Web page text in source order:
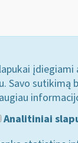
Savo
Analitiniai